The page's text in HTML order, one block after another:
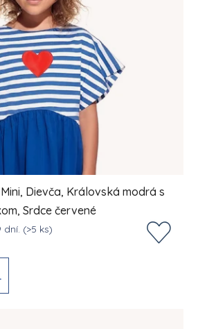
Dievča, Královská modrá s
Srdce červené
(>5 ks)